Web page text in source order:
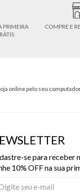
PRIMEIRA
COMPRE E
online pelo seu
se para receber
10% OFF na sua